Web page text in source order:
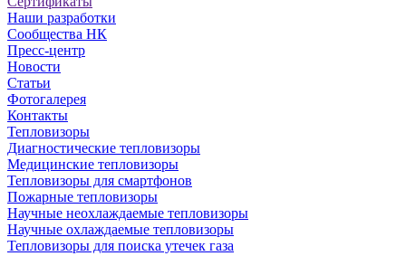
Наши разработки
Сообщества НК
Пресс-центр
Новости
Статьи
Фотогалерея
Контакты
Тепловизоры
Диагностические тепловизоры
Медицинские тепловизоры
Тепловизоры для смартфонов
Пожарные тепловизоры
Научные неохлаждаемые тепловизоры
Научные охлаждаемые тепловизоры
Тепловизоры для поиска утечек газа